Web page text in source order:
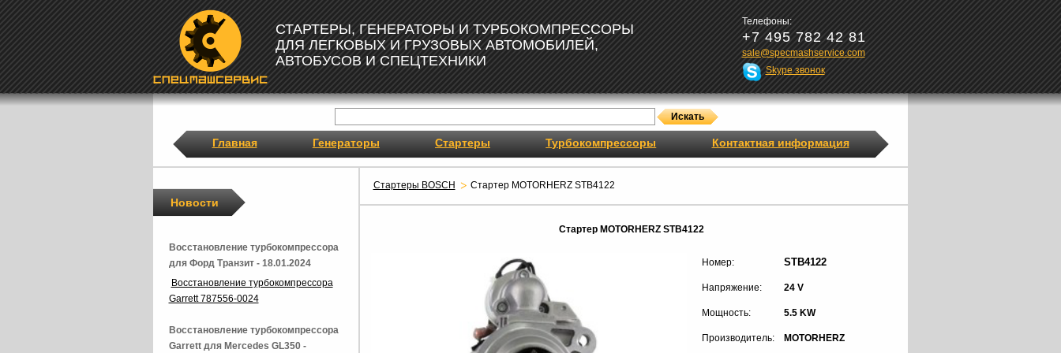
СТАРТЕРЫ, ГЕНЕРАТОРЫ И ТУРБОКОМПРЕССОРЫ
ДЛЯ ЛЕГКОВЫХ И ГРУЗОВЫХ АВТОМОБИЛЕЙ,
АВТОБУСОВ И СПЕЦТЕХНИКИ
Телефоны:
+7 495 782 42 81
sale@specmashservice.com
Skype звонок
Главная Генераторы Стартеры Турбокомпрессоры Контактная информация
Стартеры BOSCH Стартер MOTORHERZ STB4122
Стартер MOTORHERZ STB4122
Номер: STB4122
Напряжение: 24 V
Мощность: 5.5 KW
Производитель: MOTORHERZ
Новости
Восстановление турбокомпрессора
для Форд Транзит - 18.01.2024
Восстановление турбокомпрессора
Garrett 787556-0024
Восстановление турбокомпрессора
Garrett для Mercedes GL350 -